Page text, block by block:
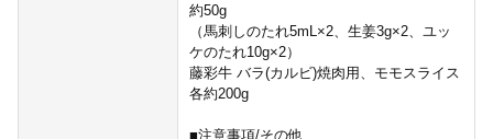
約50g
（馬刺しのたれ5mL×2、生姜3g×2、ユッ
ケのたれ10g×2）
藤彩牛 バラ(カルビ)焼肉用、モモスライス
各約200g
■注意事項/その他